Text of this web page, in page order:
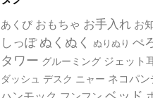
あくび おもちゃ お手入れ お
しっぽ ぬくぬく ぬりぬり ぺ
タワー グルーミング ジェット
ダッシュ デスク ニャー ネコパン